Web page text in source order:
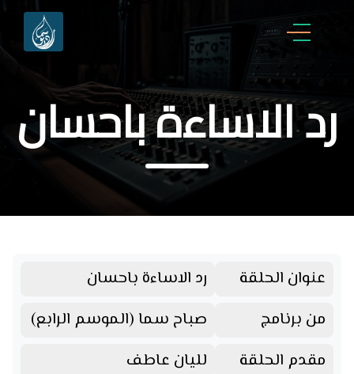
رد الاساءة باحسان
عنوان الحلقة
رد الاساءة باحسان
من برنامج
صباح سما (الموسم الرابع)
مقدم الحلقة
لليان عاطف